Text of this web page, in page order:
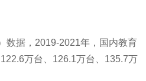
数据，2019-2021年，国内教育
万台、126.1万台、135.7万